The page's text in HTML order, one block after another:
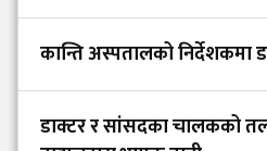
कान्ति अस्पतालको निर्देशकमा
डाक्टर र सांसदका चालकको